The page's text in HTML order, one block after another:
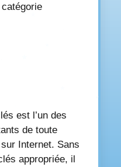
est l’un des
de toute
Internet. Sans
appropriée, il